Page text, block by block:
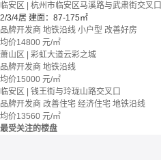
临安区 | 杭州市临安区马溪路与武肃街交叉口
2/3/4居 建面：87-175㎡
品牌开发商 地铁沿线 小户型 改善好房
均价14800 元/㎡
萧山区 | 彩虹大道云彩之城
品牌开发商 地铁沿线
均价15000 元/㎡
临安区 | 钱王街与玲珑山路交叉口
品牌开发商 改善住宅 经济住宅 地铁沿线
均价13560 元/㎡
最受关注的楼盘